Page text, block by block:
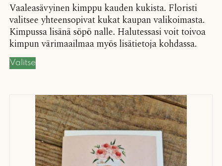
Vaaleasävyinen kimppu kauden kukista. Floristi
valitsee yhteensopivat kukat kaupan valikoimasta.
Kimpussa lisänä söpö nalle. Halutessasi voit toivoa
kimpun värimaailmaa myös lisätietoja kohdassa.
Valitse